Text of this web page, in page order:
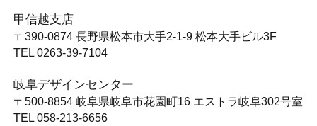
甲信越支店
〒390-0874長野県松本市大手2-1-9 松本大手ビル3F
TEL 0263-39-7104
岐阜デザインセンター
〒500-8854岐阜県岐阜市花園町16 エストラ岐阜302号室
TEL 058-213-6656